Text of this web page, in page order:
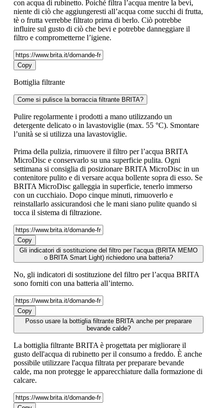
con acqua di rubinetto. Poiché filtra l’acqua mentre la bevi,
niente di ciò che aggiungeresti all’acqua come succhi di frutta,
tè o frutta verrebbe filtrato prima di berlo. Ciò potrebbe
influire sul gusto di ciò che bevi e potrebbe danneggiare il
filtro e comprometterne l’igiene.
Copy
Bottiglia filtrante
Come si pulisce la borraccia filtrante BRITA?
Pulire regolarmente i prodotti a mano utilizzando un
detergente delicato o in lavastoviglie (max. 55 °C). Smontare
l’unità se si utilizza una lavastoviglie.
Prima della pulizia, rimuovere il filtro per l’acqua BRITA
MicroDisc e conservarlo su una superficie pulita. Ogni
settimana si consiglia di posizionare BRITA MicroDisc in un
contenitore pulito e di versare acqua bollente sopra di esso. Se
BRITA MicroDisc galleggia in superficie, tenerlo immerso
con un cucchiaio. Dopo cinque minuti, rimuoverlo e
reinstallarlo assicurandosi che le mani siano pulite quando si
tocca il sistema di filtrazione.
Copy
Gli indicatori di sostituzione del filtro per l’acqua (BRITA MEMO
o BRITA Smart Light) richiedono una batteria?
No, gli indicatori di sostituzione del filtro per l’acqua BRITA
sono forniti con una batteria all’interno.
Copy
Posso usare la bottiglia filtrante BRITA anche per preparare
bevande calde?
La bottiglia filtrante BRITA è progettata per migliorare il
gusto dell'acqua di rubinetto per il consumo a freddo. È anche
possibile utilizzare l'acqua filtrata per preparare bevande
calde, ma non protegge le apparecchiature dalla formazione di
calcare.